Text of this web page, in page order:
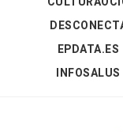
EPDATA.ES
INFOSALUS